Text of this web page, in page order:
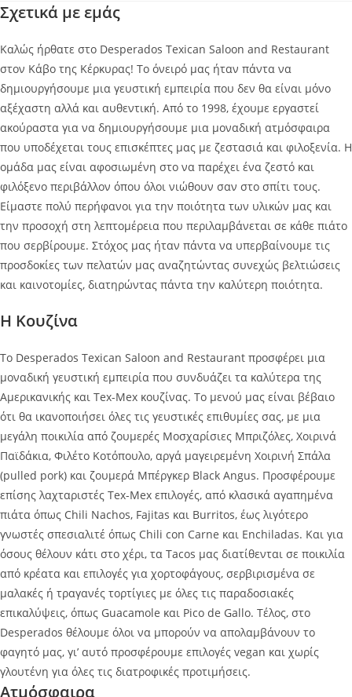
Σχετικά με εμάς
Καλώς ήρθατε στο Desperados Texican Saloon and Restaurant
στον Κάβο της Κέρκυρας! Το όνειρό μας ήταν πάντα να
δημιουργήσουμε μια γευστική εμπειρία που δεν θα είναι μόνο
αξέχαστη αλλά και αυθεντική. Από το 1998, έχουμε εργαστεί
ακούραστα για να δημιουργήσουμε μια μοναδική ατμόσφαιρα
που υποδέχεται τους επισκέπτες μας με ζεστασιά και φιλοξενία. Η
ομάδα μας είναι αφοσιωμένη στο να παρέχει ένα ζεστό και
φιλόξενο περιβάλλον όπου όλοι νιώθουν σαν στο σπίτι τους.
Είμαστε πολύ περήφανοι για την ποιότητα των υλικών μας και
την προσοχή στη λεπτομέρεια που περιλαμβάνεται σε κάθε πιάτο
που σερβίρουμε. Στόχος μας ήταν πάντα να υπερβαίνουμε τις
προσδοκίες των πελατών μας αναζητώντας συνεχώς βελτιώσεις
και καινοτομίες, διατηρώντας πάντα την καλύτερη ποιότητα.
Η Κουζίνα
Το Desperados Texican Saloon and Restaurant προσφέρει μια
μοναδική γευστική εμπειρία που συνδυάζει τα καλύτερα της
Aμερικανικής και Tex-Mex κουζίνας. Το μενού μας είναι βέβαιο
ότι θα ικανοποιήσει όλες τις γευστικές επιθυμίες σας, με μια
μεγάλη ποικιλία από ζουμερές Μοσχαρίσιες Μπριζόλες, Χοιρινά
Παϊδάκια, Φιλέτο Κοτόπουλο, αργά μαγειρεμένη Χοιρινή Σπάλα
(pulled pork) και ζουμερά Μπέργκερ Black Angus. Προσφέρουμε
επίσης λαχταριστές Tex-Mex επιλογές, από κλασικά αγαπημένα
πιάτα όπως Chili Nachos, Fajitas και Burritos, έως λιγότερο
γνωστές σπεσιαλιτέ όπως Chili con Carne και Enchiladas. Και για
όσους θέλουν κάτι στο χέρι, τα Tacos μας διατίθενται σε ποικιλία
από κρέατα και επιλογές για χορτοφάγους, σερβιρισμένα σε
μαλακές ή τραγανές τορτίγιες με όλες τις παραδοσιακές
επικαλύψεις, όπως Guacamole και Pico de Gallo. Τέλος, στο
Desperados θέλουμε όλοι να μπορούν να απολαμβάνουν το
φαγητό μας, γι’ αυτό προσφέρουμε επιλογές vegan και χωρίς
γλουτένη για όλες τις διατροφικές προτιμήσεις.
Ατμόσφαιρα